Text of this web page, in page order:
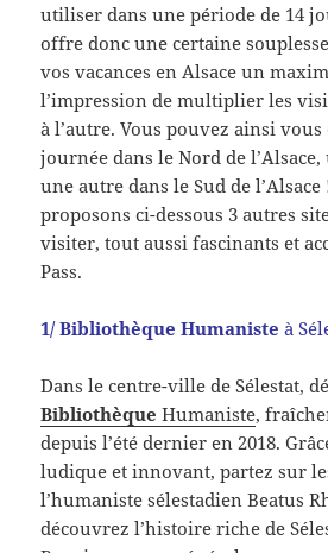
utiliser dans une période de 14
offre donc une certaine
vos vacances en Alsace un
l’impression de multiplier les
à l’autre. Vous pouvez ainsi
journée dans le Nord de
une autre dans le Sud de
proposons ci-dessous 3 autres
visiter, tout aussi fascinants et
Pass.
1/ Bibliothèque Humanisteà
Dans le centre-ville de Sélestat,
Bibliothèque Humaniste,
depuis l’été dernier en 2018.
ludique et innovant, partez sur
l’humaniste sélestadien Beatus
découvrez l’histoire riche de